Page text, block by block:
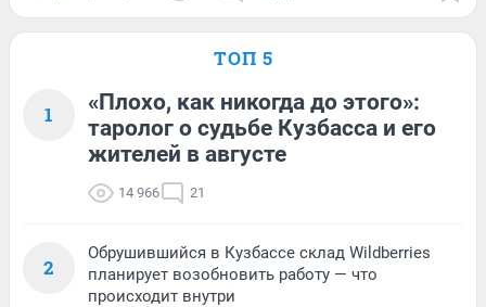
ТОП 5
1
«Плохо, как никогда до этого»:
таролог о судьбе Кузбасса и его
жителей в августе
14 966 21
2
Обрушившийся в Кузбассе склад Wildberries
планирует возобновить работу — что
происходит внутри